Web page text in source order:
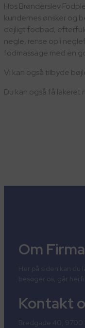
Hos Brønderslev
kundernes ønsker og
dejligt fodbad,
negle, rense op i
fodmassage med en
Vi kan også tilbyde
Du kan også få lakeret
Om
Her på siden kan
besøger os, går
Kontakt
Bredgade 40, 9700